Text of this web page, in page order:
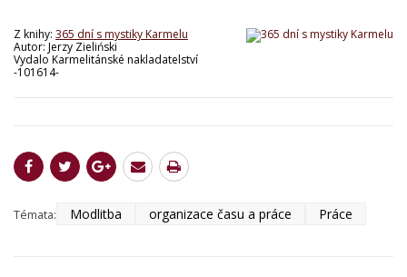
Z knihy: 365 dní s mystiky Karmelu
Autor: Jerzy Zieliński
Vydalo Karmelitánské nakladatelství
-101614-
Témata: Modlitba organizace času a práce Práce